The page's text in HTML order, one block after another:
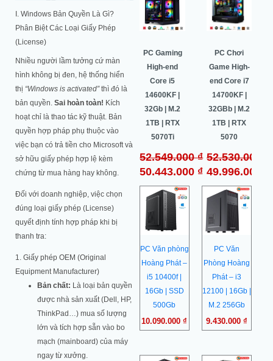
I. Windows Bản Quyền Là Gì?
Phân Biệt Các Loại Giấy Phép
(License)
Nhiều người lầm tưởng cứ màn
hình không bị đen, hệ thống hiển
thị “Windows is activated”thì đó là
bản quyền. Sai hoàn toàn! Kích
hoạt chỉ là thao tác kỹ thuật. Bản
quyền hợp pháp phụ thuộc vào
việc bạn có trả tiền cho Microsoft và
sở hữu giấy phép hợp lệ kèm
chứng từ mua hàng hay không.
Đối với doanh nghiệp, việc chọn
đúng loại giấy phép (License)
quyết định tính hợp pháp khi bị
thanh tra:
1. Giấy phép OEM (Original
Equipment Manufacturer)
Bản chất: Là loại bản quyền
được nhà sản xuất (Dell, HP,
ThinkPad…) mua số lượng
lớn và tích hợp sẵn vào bo
mạch (mainboard) của máy
ngay từ xưởng.
Universal –
8Gb | M.2
256Gb | RX
5600 6Gb
Liên hệ
High-end
Core i7
1TB | RTX
5070 OC
64.500.000
là:
64.500.000 ₫.
60.987.000
tại
là:
60.987.000 ₫.
PC Gaming
High-end
Core i5
14600KF |
32Gb | M.2
1TB | RTX
5070Ti
52.549.000₫
gốc
là:
52.549.000 ₫.
50.443.000 ₫
hiện
tại
là:
50.443.000 ₫.
PC Chơi
Game High-
end Core i7
14700KF |
32GBb | M.2
1TB | RTX
5070
52.530.000
gốc
là:
52.530.000 ₫.
49.996.000
hiện
tại
là:
PC Văn phòng
Hoàng Phát –
i5 10400f |
16Gb | SSD
500Gb
10.090.000₫
PC Văn
Phòng Hoàng
Phát – i3
12100 | 16Gb |
M.2 256Gb
9.430.000 ₫